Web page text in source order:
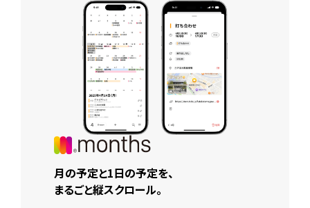
月の予定と1日の予定を、
まるごと縦スクロール。